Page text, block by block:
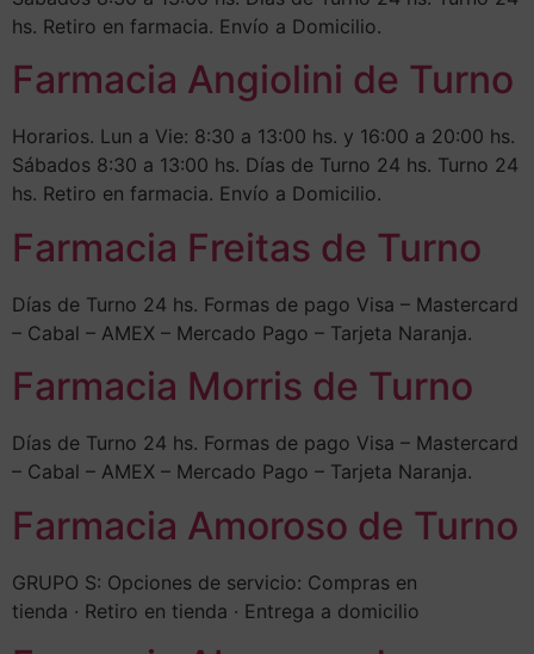
hs. Retiro en farmacia. Envío a Domicilio.
Farmacia Angiolini de Turno
Horarios. Lun a Vie: 8:30 a 13:00 hs. y 16:00 a 20:00 hs.
Sábados 8:30 a 13:00 hs. Días de Turno 24 hs. Turno 24
hs. Retiro en farmacia. Envío a Domicilio.
Farmacia Freitas de Turno
Días de Turno 24 hs. Formas de pago Visa – Mastercard
– Cabal – AMEX – Mercado Pago – Tarjeta Naranja.
Farmacia Morris de Turno
Días de Turno 24 hs. Formas de pago Visa – Mastercard
– Cabal – AMEX – Mercado Pago – Tarjeta Naranja.
Farmacia Amoroso de Turno
GRUPO S: Opciones de servicio: Compras en
tienda · Retiro en tienda · Entrega a domicilio